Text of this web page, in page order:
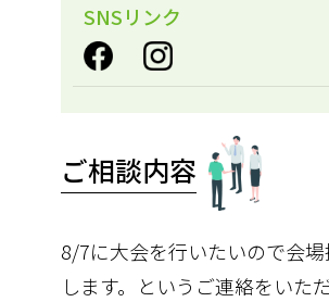
SNSリンク
ご相談内容
8/7に大会を行いたいので会
します。というご連絡をいた